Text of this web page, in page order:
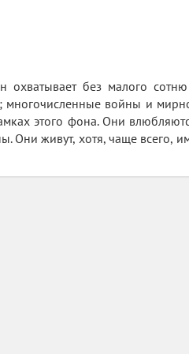
без малого сотню
многочисленные войны и
этого фона. Они
Они живут, хотя, чаще всего,